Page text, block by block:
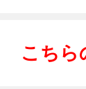
こちら